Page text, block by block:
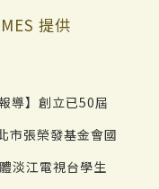
提供
導】創立已50屆
市張榮發基金會國
淡江電視台學生